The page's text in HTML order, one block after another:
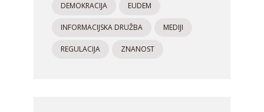
DEMOKRACIJA EUDEM
INFORMACIJSKA DRUŽBA MEDIJI
REGULACIJA ZNANOST